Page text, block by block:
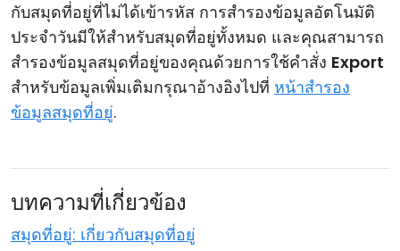
กับสมุดที่อยู่ที่ไม่ได้เข้ารหัส การสำรองข้อมูลอัตโนมัติ
ประจำวันมีให้สำหรับสมุดที่อยู่ทั้งหมด และคุณสามารถ
สำรองข้อมูลสมุดที่อยู่ของคุณด้วยการใช้คำสั่ง Export
สำหรับข้อมูลเพิ่มเติมกรุณาอ้างอิงไปที่ หน้าสำรอง
ข้อมูลสมุดที่อยู่.
บทความที่เกี่ยวข้อง
สมุดที่อยู่: เกี่ยวกับสมุดที่อยู่